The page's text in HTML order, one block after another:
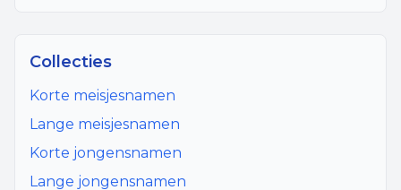
Collecties
Korte meisjesnamen
Lange meisjesnamen
Korte jongensnamen
Lange jongensnamen